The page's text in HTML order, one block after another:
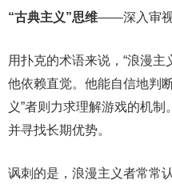
“古典主义”思维——深入审视
用扑克的术语来说，“浪漫主
他依赖直觉。他能自信地判
义”者则力求理解游戏的机制
并寻找长期优势。
讽刺的是，浪漫主义者常常